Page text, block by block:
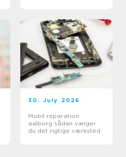
30. July 2026
Mobil reparation
aalborg sådan vælger
du det rigtige værksted